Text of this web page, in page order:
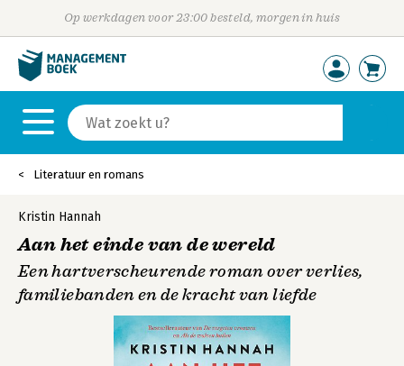
Op werkdagen voor 23:00 besteld, morgen in huis
Literatuur en romans
Kristin Hannah
Aan het einde van de wereld
Een hartverscheurende roman over verlies,
familiebanden en de kracht van liefde